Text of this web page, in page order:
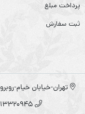
پرداخت مبلغ
ثبت سفارش
تهران-خیابان خیام-روبروی متروی